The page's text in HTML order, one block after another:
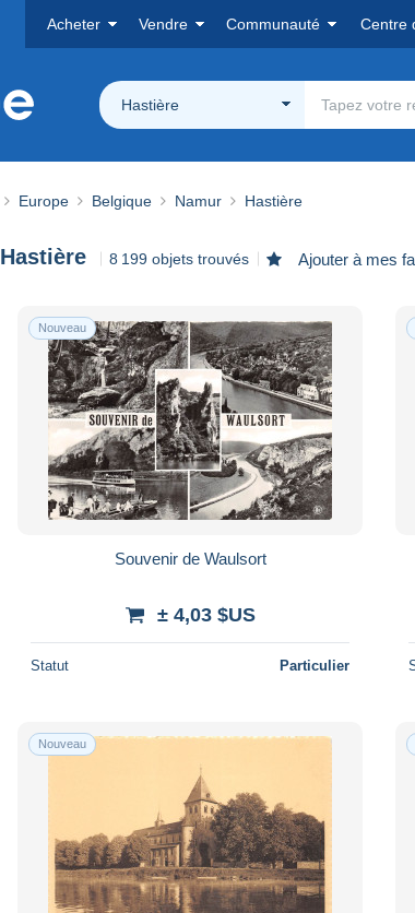
Acheter Vendre Communauté Centre
Hastière
Europe Belgique Namur Hastière
Hastière 8 199 objets trouvés Ajouter à mes
Nouveau
Souvenir de Waulsort
± 4,03 $US
Statut Particulier
Nouveau